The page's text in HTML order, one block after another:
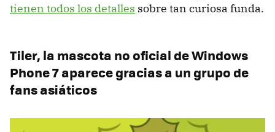
tienen todos los detalles sobre tan curiosa funda.
Tiler, la mascota no oficial de Windows
Phone 7 aparece gracias a un grupo de
fans asiáticos